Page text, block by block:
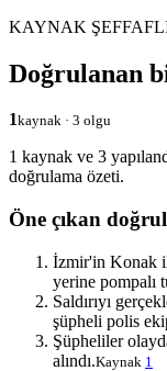
KAYNAK
Doğrulanan
1kaynak · 3 olgu
1 kaynak ve 3
doğrulama özeti.
Öne çıkan
İzmir'in Konak
yerine pompalı
Saldırıyı
şüpheli polis
Şüpheliler
alındı.Kaynak 1